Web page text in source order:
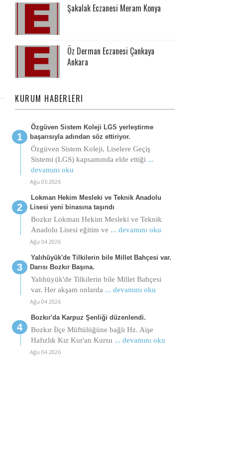
Şakalak Eczanesi Meram Konya
Öz Derman Eczanesi Çankaya
Ankara
KURUM HABERLERI
Özgüven Sistem Koleji LGS yerleştirme
başarısıyla adından söz ettiriyor.
Özgüven Sistem Koleji, Liselere Geçiş
Sistemi (LGS) kapsamında elde ettiği ...
devamını oku
Ağu 05 2026
Lokman Hekim Mesleki ve Teknik Anadolu
Lisesi yeni binasına taşındı
Bozkır Lokman Hekim Mesleki ve Teknik
Anadolu Lisesi eğitim ve ... devamını oku
Ağu 04 2026
Yalıhüyük'de Tilkilerin bile Millet Bahçesi var.
Darısı Bozkır Başına.
Yalıhüyük'de Tilkilerin bile Millet Bahçesi
var. Her akşam onlarda ... devamını oku
Ağu 04 2026
Bozkır'da Karpuz Şenliği düzenlendi.
Bozkır İlçe Müftülüğüne bağlı Hz. Aişe
Hafızlık Kız Kur'an Kursu ... devamını oku
Ağu 04 2026